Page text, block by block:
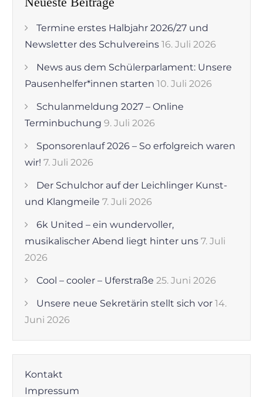
Termine erstes Halbjahr 2026/27 und
Newsletter des Schulvereins 16. Juli 2026
News aus dem Schülerparlament: Unsere
Pausenhelfer*innen starten 10. Juli 2026
Schulanmeldung 2027 – Online
Terminbuchung 9. Juli 2026
Sponsorenlauf 2026 – So erfolgreich waren
wir! 7. Juli 2026
Der Schulchor auf der Leichlinger Kunst-
und Klangmeile 7. Juli 2026
6k United – ein wundervoller,
musikalischer Abend liegt hinter uns 7. Juli
2026
Cool – cooler – Uferstraße 25. Juni 2026
Unsere neue Sekretärin stellt sich vor 14.
Juni 2026
Kontakt
Impressum